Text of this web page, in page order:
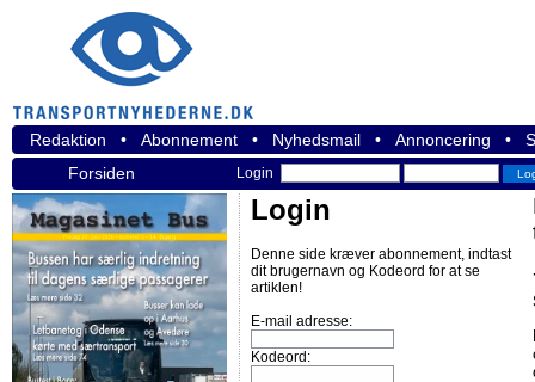
Redaktion • Abonnement • Nyhedsmail • Annoncering •
Forsiden
Login
Login
Denne side kræver abonnement, indtast
dit brugernavn og Kodeord for at se
artiklen!
E-mail adresse:
Kodeord: